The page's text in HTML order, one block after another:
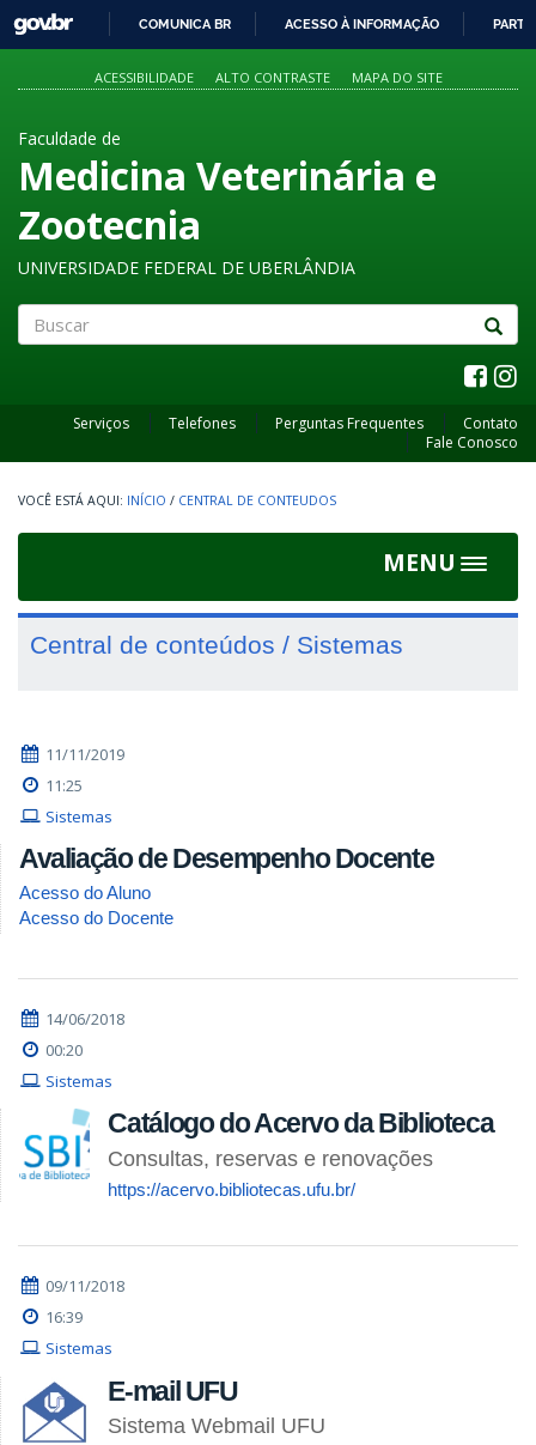
PARA
O
GOVBR
COMUNICA BR ACESSO À INFORMAÇÃO
ACESSIBILIDADE ALTO CONTRASTE MAPA DO SITE
Faculdade de
Medicina Veterinária e
Zootecnia
UNIVERSIDADE FEDERAL DE UBERLÂNDIA
Serviços Telefones Perguntas Frequentes
Contato
Fale Conosco
INÍCIO / CENTRAL DE CONTEUDOS
MENU
Toggle
Central de conteúdos / Sistemas
11/11/2019
11:25
Sistemas
Avaliação de Desempenho Docente
Acesso do Aluno
Acesso do Docente
14/06/2018
00:20
Sistemas
Catálogo do Acervo da Biblioteca
Consultas, reservas e renovações
https://acervo.bibliotecas.ufu.br/
09/11/2018
16:39
Sistemas
E-mail UFU
Sistema Webmail UFU